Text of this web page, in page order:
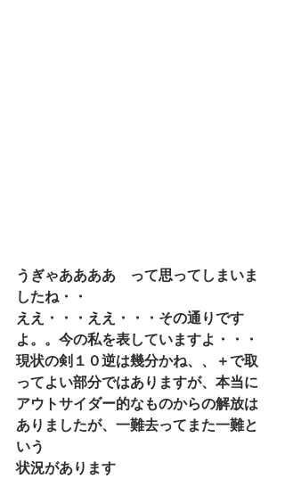
うぎゃああああ　って思ってしまいま
したね・・
ええ・・・ええ・・・その通りです
よ。。今の私を表していますよ・・・
現状の剣１０逆は幾分かね、、＋で取
ってよい部分ではありますが、本当に
アウトサイダー的なものからの解放は
ありましたが、一難去ってまた一難と
いう
状況があります